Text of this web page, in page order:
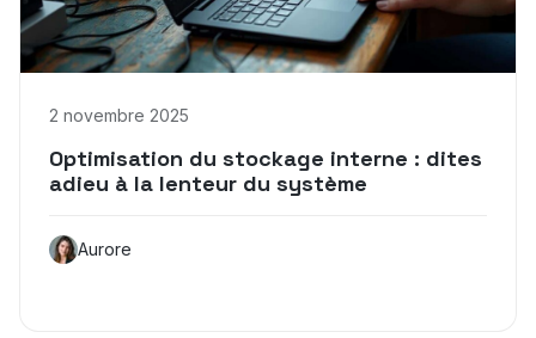
2 novembre 2025
Optimisation du stockage interne : dites
adieu à la lenteur du système
Aurore